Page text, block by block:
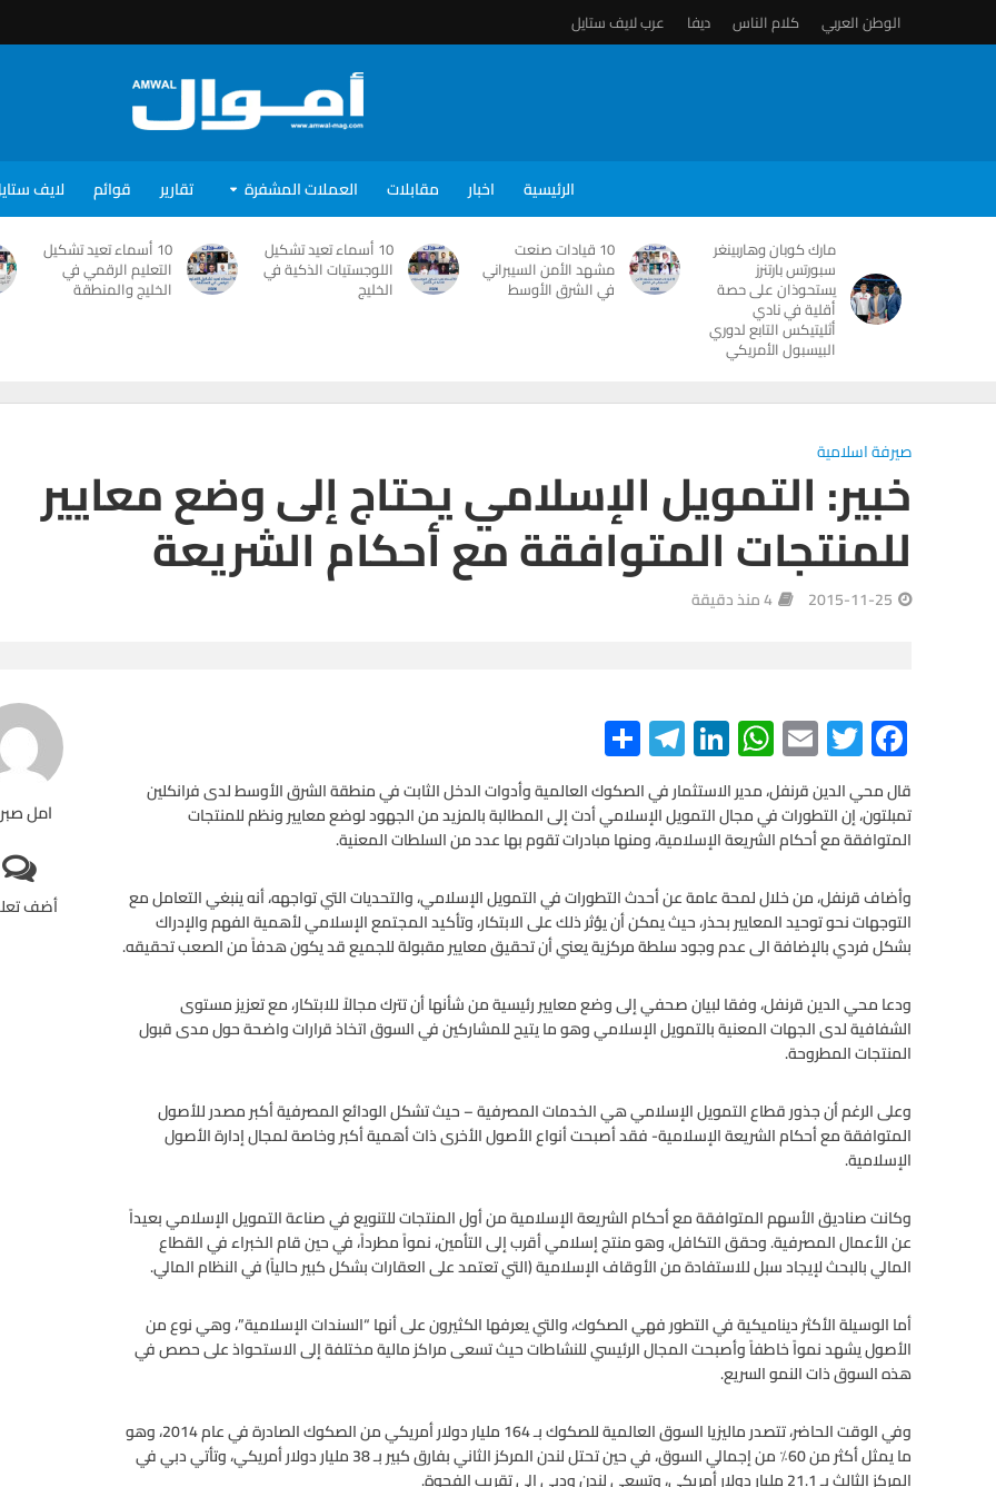
الوطن العربي كلام الناس ديفا عرب لايف ستايل
الرئيسية اخبار مقابلات العملات المشفرة تقارير قوائم لايف
مارك كوبان وهاربينغر
سبورتس بارتنرز
يستحوذان على حصة
أقلية في نادي
أثليتيكس التابع لدوري
البيسبول الأمريكي
10 قيادات صنعت
مشهد الأمن السيبراني
في الشرق الأوسط
10 أسماء تعيد تشكيل
اللوجستيات الذكية في
الخليج
10 أسماء تعيد تشكيل
التعليم الرقمي في
الخليج والمنطقة
صيرفة اسلامية
خبير: التمويل الإسلامي يحتاج إلى وضع معايير
للمنتجات المتوافقة مع أحكام الشريعة
2015-11-25 4 منذ دقيقة
امل
أضف
F
ac
e
b
o
o
k
T
wi
tt
er
E
m
ail
W
h
at
s
A
p
p
Li
n
ke
dI
n
Te
le
gr
a
m
S
h
ar
e
قال محي الدين قرنفل، مدير الاستثمار في الصكوك العالمية وأدوات الدخل الثابت في منطقة الشرق الأوسط لدى فرانكلين
تمبلتون، إن التطورات في مجال التمويل الإسلامي أدت إلى المطالبة بالمزيد من الجهود لوضع معايير ونظم للمنتجات
المتوافقة مع أحكام الشريعة الإسلامية، ومنها مبادرات تقوم بها عدد من السلطات المعنية.
وأضاف قرنفل، من خلال لمحة عامة عن أحدث التطورات في التمويل الإسلامي، والتحديات التي تواجهه، أنه ينبغي التعامل مع
التوجهات نحو توحيد المعايير بحذر، حيث يمكن أن يؤثر ذلك على الابتكار، وتأكيد المجتمع الإسلامي لأهمية الفهم والإدراك
بشكل فردي بالإضافة الى عدم وجود سلطة مركزية يعني أن تحقيق معايير مقبولة للجميع قد يكون هدفاً من الصعب تحقيقه.
ودعا محي الدين قرنفل، وفقا لبيان صحفي إلى وضع معايير رئيسية من شأنها أن تترك مجالاً للابتكار، مع تعزيز مستوى
الشفافية لدى الجهات المعنية بالتمويل الإسلامي وهو ما يتيح للمشاركين في السوق اتخاذ قرارات واضحة حول مدى قبول
المنتجات المطروحة.
وعلى الرغم أن جذور قطاع التمويل الإسلامي هي الخدمات المصرفية – حيث تشكل الودائع المصرفية أكبر مصدر للأصول
المتوافقة مع أحكام الشريعة الإسلامية- فقد أصبحت أنواع الأصول الأخرى ذات أهمية أكبر وخاصة لمجال إدارة الأصول
الإسلامية.
وكانت صناديق الأسهم المتوافقة مع أحكام الشريعة الإسلامية من أول المنتجات للتنويع في صناعة التمويل الإسلامي بعيداً
عن الأعمال المصرفية. وحقق التكافل، وهو منتج إسلامي أقرب إلى التأمين، نمواً مطرداً، في حين قام الخبراء في القطاع
المالي بالبحث لإيجاد سبل للاستفادة من الأوقاف الإسلامية (التي تعتمد على العقارات بشكل كبير حالياً) في النظام المالي.
أما الوسيلة الأكثر ديناميكية في التطور فهي الصكوك، والتي يعرفها الكثيرون على أنها “السندات الإسلامية”، وهي نوع من
الأصول يشهد نمواً خاطفاً وأصبحت المجال الرئيسي للنشاطات حيث تسعى مراكز مالية مختلفة إلى الاستحواذ على حصص في
هذه السوق ذات النمو السريع.
وفي الوقت الحاضر، تتصدر ماليزيا السوق العالمية للصكوك بـ 164 مليار دولار أمريكي من الصكوك الصادرة في عام 2014، وهو
ما يمثل أكثر من 60٪ من إجمالي السوق، في حين تحتل لندن المركز الثاني بفارق كبير بـ 38 مليار دولار أمريكي، وتأتي دبي في
المركز الثالث بـ 21.1 مليار دولار أمريكي، وتسعى لندن ودبي إلى تقريب الفجوة.